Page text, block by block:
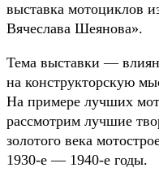
выставка мотоциклов
Вячеслава Шеянова».
Тема выставки —
на конструкторскую
На примере лучших
рассмотрим лучшие
золотого века
1930-е — 1940-е годы.